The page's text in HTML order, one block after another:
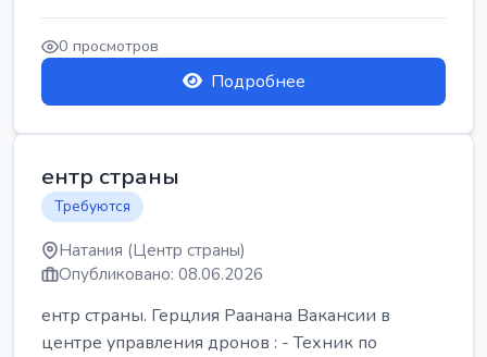
0 просмотров
Подробнее
ентр страны
Требуются
Натания (Центр страны)
Опубликовано: 08.06.2026
ентр страны. Герцлия Раанана Вакансии в
центре управления дронов : - Техник по